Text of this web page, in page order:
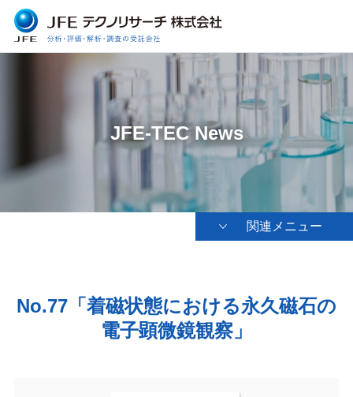
JFE-TEC News
関連メニュー
No.77「着磁状態における永久磁石の
電子顕微鏡観察」